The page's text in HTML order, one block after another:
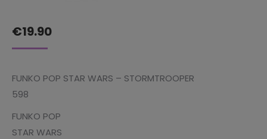
€19.90
FUNKO POP STAR WARS – STORMTROOPER
598
FUNKO POP
STAR WARS